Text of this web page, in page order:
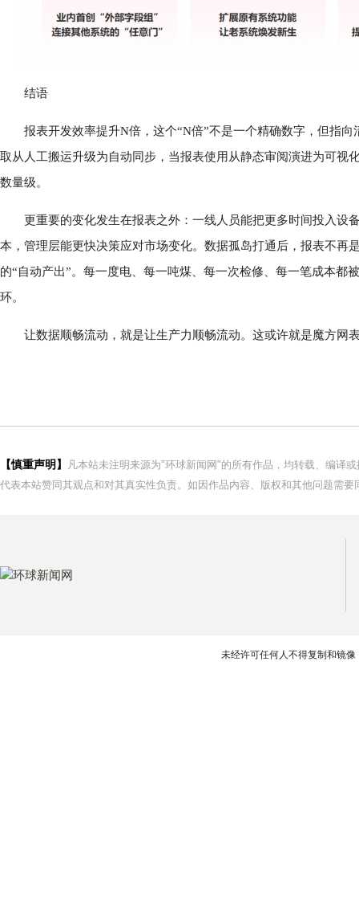
结语
报表开发效率提升N倍，这个“N倍”不是一个精确数字，但指
取从人工搬运升级为自动同步，当报表使用从静态审阅演进为可视
数量级。
更重要的变化发生在报表之外：一线人员能把更多时间投入设
本，管理层能更快决策应对市场变化。数据孤岛打通后，报表不再
的“自动产出”。每一度电、每一吨煤、每一次检修、每一笔成本都
环。
让数据顺畅流动，就是让生产力顺畅流动。这或许就是魔方网
【慎重声明】
凡本站未注明来源为"环球新闻网"的所有作品，均转载、编译
代表本站赞同其观点和对其真实性负责。如因作品内容、版权和其他问题需
未经许可任何人不得复制和镜